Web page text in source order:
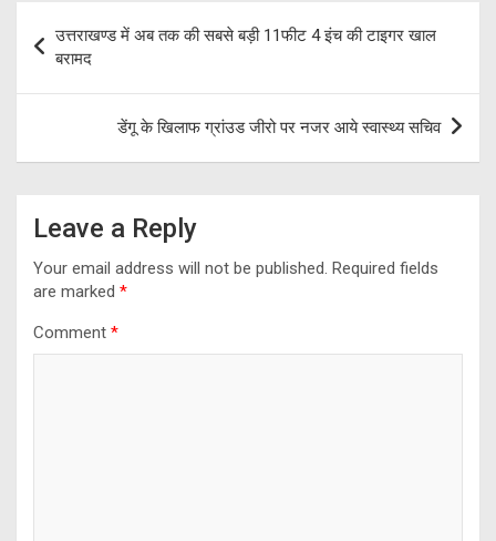
o
o
gr
a
m
A
p
p
e
navigation
उत्तराखण्ड में अब तक की सबसे बड़ी 11फीट 4 इंच की टाइगर खाल
बरामद
डेंगू के खिलाफ ग्रांउड जीरो पर नजर आये स्वास्थ्य सचिव
Leave a Reply
Your email address will not be published. Required fields
are marked *
Comment *